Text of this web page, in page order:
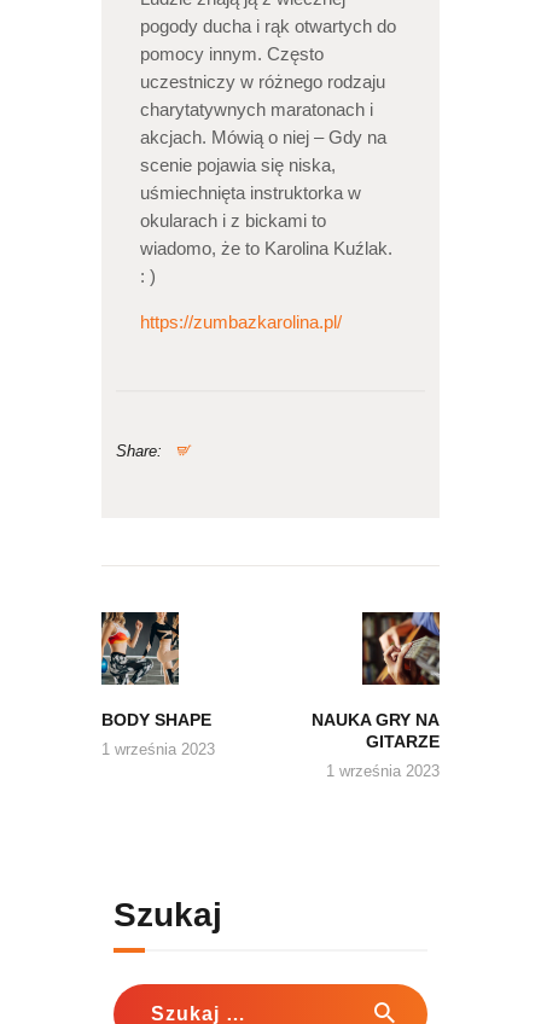
pogody ducha i rąk otwartych do
pomocy innym. Często
uczestniczy w różnego rodzaju
charytatywnych maratonach i
akcjach. Mówią o niej – Gdy na
scenie pojawia się niska,
uśmiechnięta instruktorka w
okularach i z bickami to
wiadomo, że to Karolina Kuźlak.
: )
https://zumbazkarolina.pl/
Share:
wpisu
BODY SHAPE
1 września 2023
NAUKA GRY NA
GITARZE
1 września 2023
Szukaj
Szukaj: